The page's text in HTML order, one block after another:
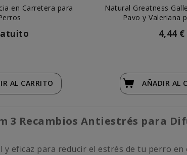
en Carretera para
AL CARRITO
Natural Greatness
Pavo y Valeriana
4,44 €
AÑADIR AL
3 Recambios Antiestrés para
y eficaz para reducir el estrés de tu perro